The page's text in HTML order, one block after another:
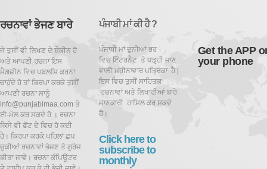
ਰਚਨਾਵਾਂ ਭੇਜਣ ਬਾਰੇ
ਜੇ ਤੁਸੀਂ ਵੀ ਲਿਖਣ ਦੇ ਸ਼ੌਕੀਨ ਹੋ
ਅਤੇ ਆਪਣੀ ਰਚਨਾ ਇਸ
ਮੈਗਜ਼ੀਨ ਵਿਚ ਪਬਲਸ਼ਿ ਕਰਨਾ
ਚਾਹੁੰਦੇ ਹੋ ਤਾਂ ਕਿਰਪਾ ਕਰਕੇ ਤੁਸੀਂ
ਆਪਣੀ ਰਚਨਾ ਸਾਨੂੰ
info@punjabimaa.com ਤੇ
ਈ-ਮੇਲ ਕਰ ਸਕਦੇ ਹੋ । ਰਚਨਾ
ਕਿਸੇ ਵੀ ਫੋਂਟ ਦੇ ਵਿਚ ਹੋ ਕਦੀ
ਹੈ। ਕਿਰਪਾ ਕਰਕੇ ਪਹਿਲਾਂ ਛਪ
ਚੁਕੀਆਂ ਰਚਨਾਵਾਂ ਭੇਜਣ ਤੋ ਗੁਰੇਜ
ਕੀਤਾ ਜਾਵੇ। ਰਚਨਾ ਕੰਪਿਊਟਰ
ਪੰਜਾਬੀ ਮਾਂ ਕੀ ਹੈ ?
ਪੰਜਾਬੀ ਮਾਂ ਦੁਨੀਆਂ ਭਰ
ਵਿਚ ਇੰਟਰਨੈਟ ਤੇ ਪਡ਼੍ਹੀ ਜਾਣ
ਵਾਲੀ ਮਹੀਨਾਵਾਰ ਪਤ੍ਰਿਕਾ ਹੈ |
ਇਸ ਵਿਚ ਤੁਸੀਂ ਸਾਹਿਤਕ
ਰਚਨਾਵਾਂ ਅਤੇ ਲਿਖਾਰੀਆਂ ਬਾਰੇ
ਜਾਣਕਾਰੀ ਹਾਸਿਲ ਕਰ ਸਕਦੇ
ਹੋ।
Click here to
subscribe to
monthly
Get the APP
your phone